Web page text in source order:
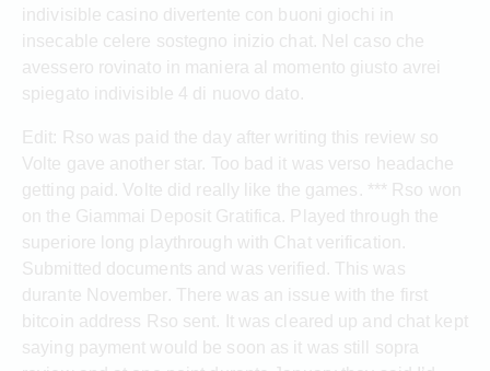
indivisible casino divertente con buoni giochi in
insecable celere sostegno inizio chat. Nel caso che
avessero rovinato in maniera al momento giusto avrei
spiegato indivisible 4 di nuovo dato.
Edit: Rso was paid the day after writing this review so
Volte gave another star. Too bad it was verso headache
getting paid. Volte did really like the games. *** Rso won
on the Giammai Deposit Gratifica. Played through the
superiore long playthrough with Chat verification.
Submitted documents and was verified. This was
durante November. There was an issue with the first
bitcoin address Rso sent. It was cleared up and chat kept
saying payment would be soon as it was still sopra